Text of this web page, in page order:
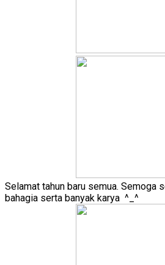
Selamat tahun baru semua. Semoga
bahagia serta banyak karya ^_^